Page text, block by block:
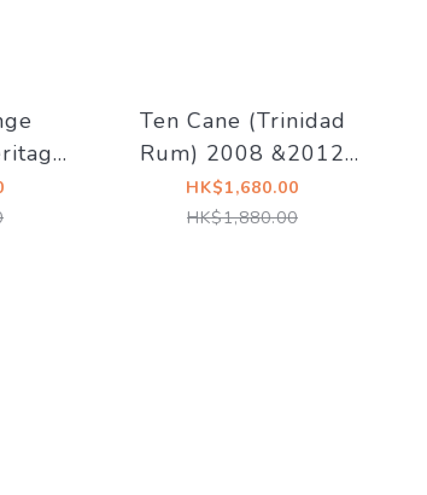
Ten Cane (Trinidad
Rum) 2008 &2012
10yo 58.9% The
Whiskyfind 鄭問三國誌
HK$1,680.00
HK$1,880.00